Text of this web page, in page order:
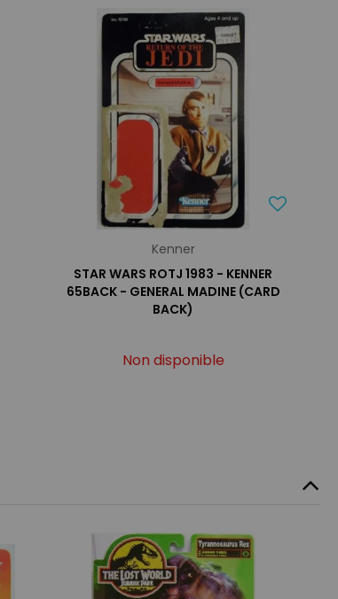
Kenner
STAR WARS ROTJ 1983 - KENNER
65BACK - GENERAL MADINE (CARD
BACK)
Non disponible